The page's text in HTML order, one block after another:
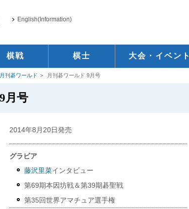
English(Information)
棋戦 棋士 大会・イベント
月刊碁ワールド 月刊碁ワールド 9月号
月号
2014年8月20日発売
グラビア
藤沢里菜インタビュー
第69期本因坊戦＆第39期碁聖戦
第35回世界アマチュア選手権